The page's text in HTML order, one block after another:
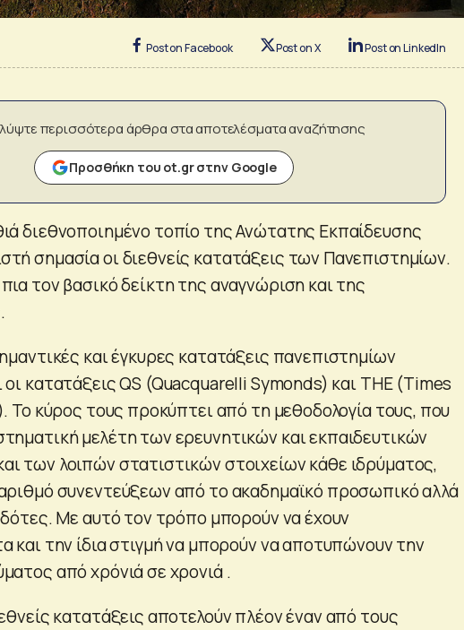
Post on Facebook Post on X Post on LinkedIn
περισσότερα άρθρα στα αποτελέσματα αναζήτησης
Προσθήκη του ot.gr στην Google
διεθνοποιημένο τοπίο της Ανώτατης Εκπαίδευσης
σημασία οι διεθνείς κατατάξεις των Πανεπιστημίων.
τον βασικό δείκτη της αναγνώριση και της
και έγκυρες κατατάξεις πανεπιστημίων
οι κατατάξεις QS (Quacquarelli Symonds) και ΤΗΕ (Times
Το κύρος τους προκύπτει από τη μεθοδολογία τους, που
μελέτη των ερευνητικών και εκπαιδευτικών
των λοιπών στατιστικών στοιχείων κάθε ιδρύματος,
συνεντεύξεων από το ακαδημαϊκό προσωπικό αλλά
Με αυτό τον τρόπο μπορούν να έχουν
και την ίδια στιγμή να μπορούν να αποτυπώνουν την
από χρόνιά σε χρονιά .
κατατάξεις αποτελούν πλέον έναν από τους